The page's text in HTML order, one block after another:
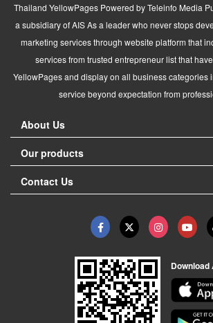
Thailand YellowPages Powered by Teleinfo Media
a subsidiary of AIS As a leader who never stops
marketing services through website platform that
services from trusted entrepreneur list that
YellowPages and display on all business categories
service beyond expectation from
About Us
Our products
Contact Us